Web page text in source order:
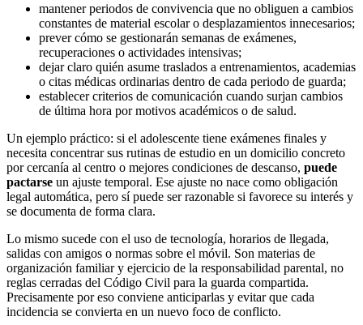
mantener periodos de convivencia que no obliguen a cambios
constantes de material escolar o desplazamientos innecesarios;
prever cómo se gestionarán semanas de exámenes,
recuperaciones o actividades intensivas;
dejar claro quién asume traslados a entrenamientos, academias
o citas médicas ordinarias dentro de cada periodo de guarda;
establecer criterios de comunicación cuando surjan cambios
de última hora por motivos académicos o de salud.
Un ejemplo práctico: si el adolescente tiene exámenes finales y
necesita concentrar sus rutinas de estudio en un domicilio concreto
por cercanía al centro o mejores condiciones de descanso, puede
pactarse un ajuste temporal. Ese ajuste no nace como obligación
legal automática, pero sí puede ser razonable si favorece su interés y
se documenta de forma clara.
Lo mismo sucede con el uso de tecnología, horarios de llegada,
salidas con amigos o normas sobre el móvil. Son materias de
organización familiar y ejercicio de la responsabilidad parental, no
reglas cerradas del Código Civil para la guarda compartida.
Precisamente por eso conviene anticiparlas y evitar que cada
incidencia se convierta en un nuevo foco de conflicto.